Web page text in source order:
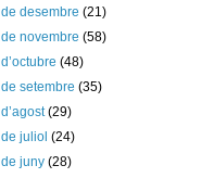
de desembre(21)
de novembre(58)
d’octubre(48)
de setembre(35)
d’agost(29)
de juliol(24)
de juny(28)